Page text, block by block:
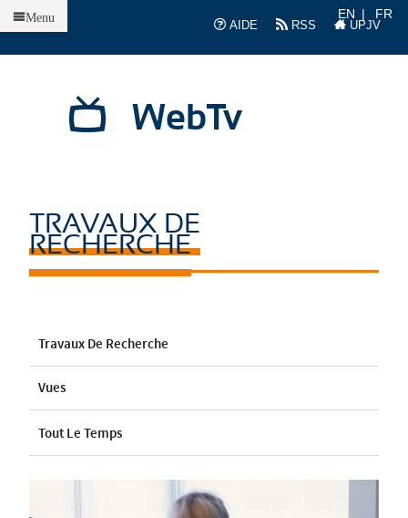
AIDE
RSS UPJV
EN FR
WebTv
Menu
TRAVAUX DE
RECHERCHE
Travaux De Recherche
Vues
Tout Le Temps